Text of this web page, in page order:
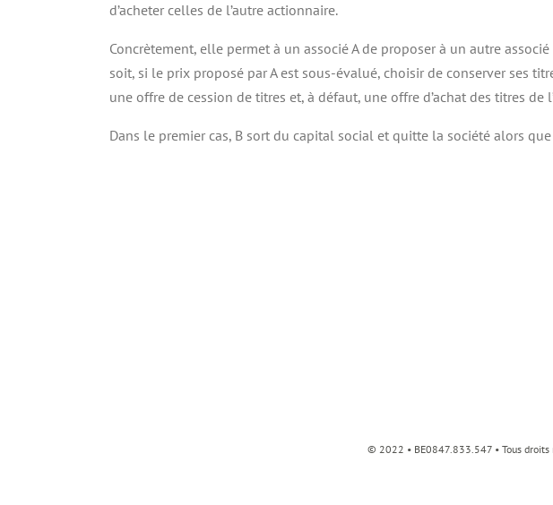
d’acheter celles de l’autre actionnaire.
Concrètement, elle permet à un associé A de proposer à un autre
soit, si le prix proposé par A est sous-évalué, choisir de conserver ses
une offre de cession de titres et, à défaut, une offre d’achat des titres de
Dans le premier cas, B sort du capital social et quitte la société alors
© 2022 • BE0847.833.547 • Tous droits